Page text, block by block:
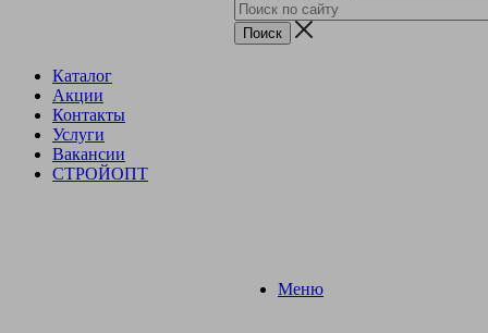
Каталог
Акции
Контакты
Услуги
Вакансии
СТРОЙОПТ
Меню